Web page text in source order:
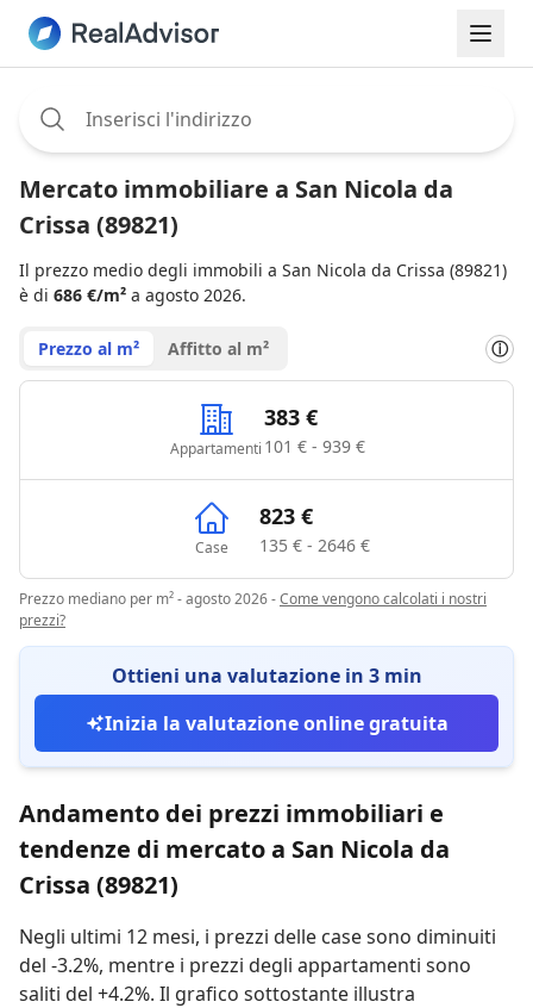
Mercato immobiliare a San Nicola da
Crissa (89821)
Il prezzo medio degli immobili a San Nicola da Crissa (89821)
è di 686 €/m² a agosto 2026.
Prezzo al m² Affitto al m² ⓘ
Appartamenti
383 €
101 € - 939 €
Case
823 €
135 € - 2646 €
Prezzo mediano per m² - agosto 2026-Come vengono calcolati i nostri
prezzi?
Ottieni una valutazione in 3 min
Inizia la valutazione online gratuita
Andamento dei prezzi immobiliari e
tendenze di mercato a San Nicola da
Crissa (89821)
Negli ultimi 12 mesi, i prezzi delle case sono diminuiti
del -3.2%, mentre i prezzi degli appartamenti sono
saliti del +4.2%. Il grafico sottostante illustra